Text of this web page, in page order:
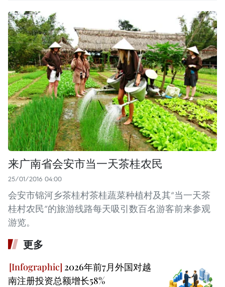
来广南省会安市当一天茶桂农民
25/01/2016 04:00
会安市锦河乡茶桂村茶桂蔬菜种植村及其“当一天茶
桂村农民”的旅游线路每天吸引数百名游客前来参观
游览。
更多
2026年前7月外国对越
南注册投资总额增长58%